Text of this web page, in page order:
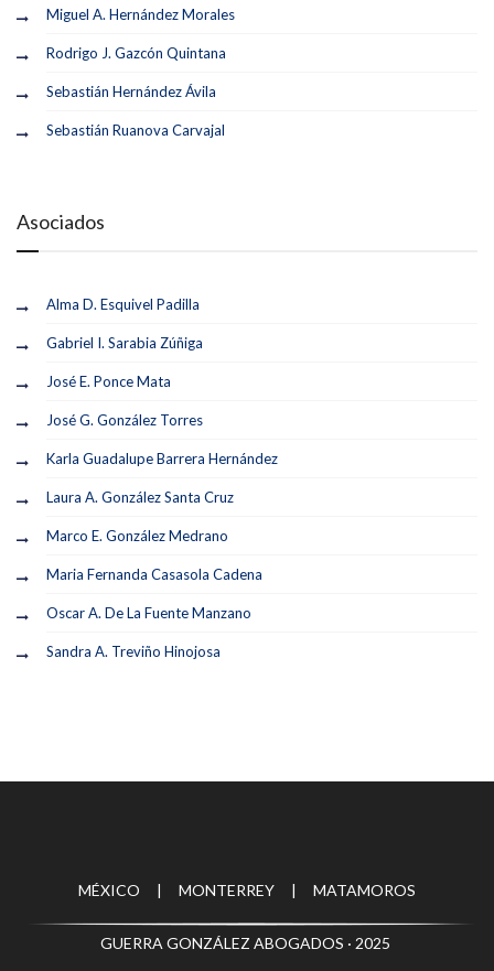
Miguel A. Hernández Morales
Rodrigo J. Gazcón Quintana
Sebastián Hernández Ávila
Sebastián Ruanova Carvajal
Asociados
Alma D. Esquivel Padilla
Gabriel I. Sarabia Zúñiga
José E. Ponce Mata
José G. González Torres
Karla Guadalupe Barrera Hernández
Laura A. González Santa Cruz
Marco E. González Medrano
Maria Fernanda Casasola Cadena
Oscar A. De La Fuente Manzano
Sandra A. Treviño Hinojosa
MÉXICO | MONTERREY | MATAMOROS
GUERRA GONZÁLEZ ABOGADOS · 2025